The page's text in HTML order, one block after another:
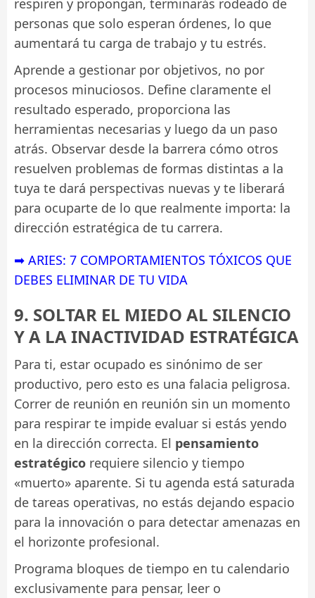
personas que solo esperan órdenes, lo que
aumentará tu carga de trabajo y tu estrés.
Aprende a gestionar por objetivos, no por
procesos minuciosos. Define claramente el
resultado esperado, proporciona las
herramientas necesarias y luego da un paso
atrás. Observar desde la barrera cómo otros
resuelven problemas de formas distintas a la
tuya te dará perspectivas nuevas y te liberará
para ocuparte de lo que realmente importa: la
dirección estratégica de tu carrera.
➡ ARIES: 7 COMPORTAMIENTOS TÓXICOS QUE
DEBES ELIMINAR DE TU VIDA
9. SOLTAR EL MIEDO AL SILENCIO
Y A LA INACTIVIDAD ESTRATÉGICA
Para ti, estar ocupado es sinónimo de ser
productivo, pero esto es una falacia peligrosa.
Correr de reunión en reunión sin un momento
para respirar te impide evaluar si estás yendo
en la dirección correcta. El pensamiento
estratégico requiere silencio y tiempo
«muerto» aparente. Si tu agenda está saturada
de tareas operativas, no estás dejando espacio
para la innovación o para detectar amenazas en
el horizonte profesional.
Programa bloques de tiempo en tu calendario
exclusivamente para pensar, leer o